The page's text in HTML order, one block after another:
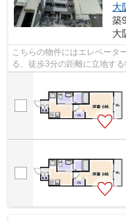
大
築
大
こちらの物件にはエレベータ
る、徒歩3分の距離に立地す
内ごみ置き場がついています